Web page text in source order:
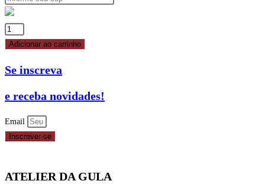
GLITTER
PARA
PRETO
FLEX
FEST
quantidade
Adicionar ao carrinho
Se inscreva
e receba novidades!
Email
Inscrever-se
ATELIER DA GULA